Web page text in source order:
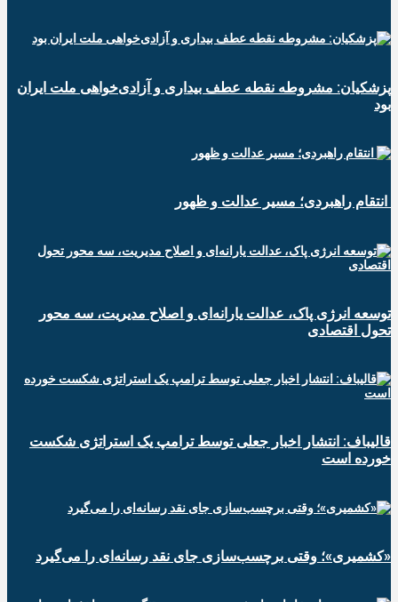
پزشکیان: مشروطه نقطه عطف بیداری و آزادی‌خواهی ملت ایران
بود
انتقام راهبردی؛ مسیر عدالت و ظهور
توسعه انرژی پاک، عدالت یارانه‌ای و اصلاح مدیریت، سه محور
تحول اقتصادی
قالیباف: انتشار اخبار جعلی توسط ترامپ یک استراتژی شکست
خورده است
«کشمیری»؛ وقتی برچسب‌سازی جای نقد رسانه‌ای را می‌گیرد